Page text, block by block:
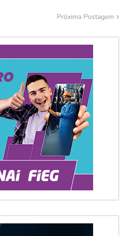
Próxima Postagem